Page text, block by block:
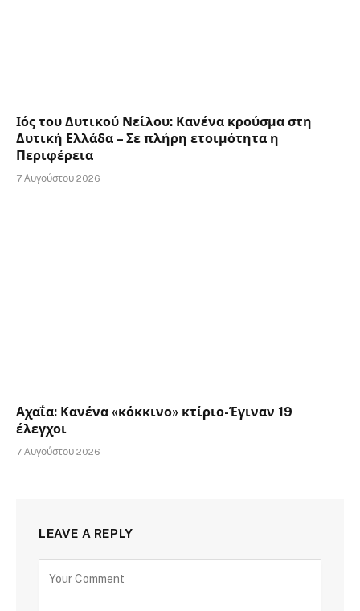
Ιός του Δυτικού Νείλου: Κανένα κρούσμα στη
Δυτική Ελλάδα – Σε πλήρη ετοιμότητα η
Περιφέρεια
7 Αυγούστου 2026
Αχαΐα: Κανένα «κόκκινο» κτίριο-Έγιναν 19
έλεγχοι
7 Αυγούστου 2026
LEAVE A REPLY